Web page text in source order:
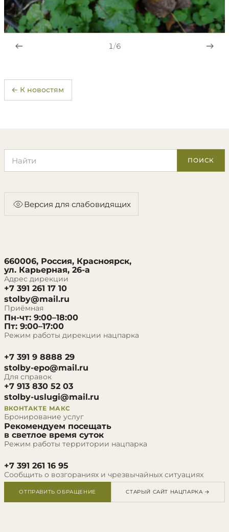
1/6
← К новостям
ПОИСК
Версия для слабовидящих
660006, Россия, Красноярск,
ул. Карьерная, 26-а
Адрес дирекции
+7 391 261 17 10
stolby@mail.ru
Приёмная
Пн-чт: 9:00–18:00
Пт: 9:00–17:00
Режим работы дирекции нацпарка
+7 391 9 8888 29
stolby-epo@mail.ru
Для справок
+7 913 830 52 03
stolby-uslugi@mail.ru
ВКОНТАКТЕ МАКС
Бронирование услуг
Рекомендуем посещать
в светлое время суток
Режим работы территории нацпарка
+7 391 261 16 95
Сообщить о возгораниях и чрезвычайных ситуациях
ОТПРАВИТЬ ОБРАЩЕНИЕ СТАРЫЙ САЙТ НАЦПАРКА →